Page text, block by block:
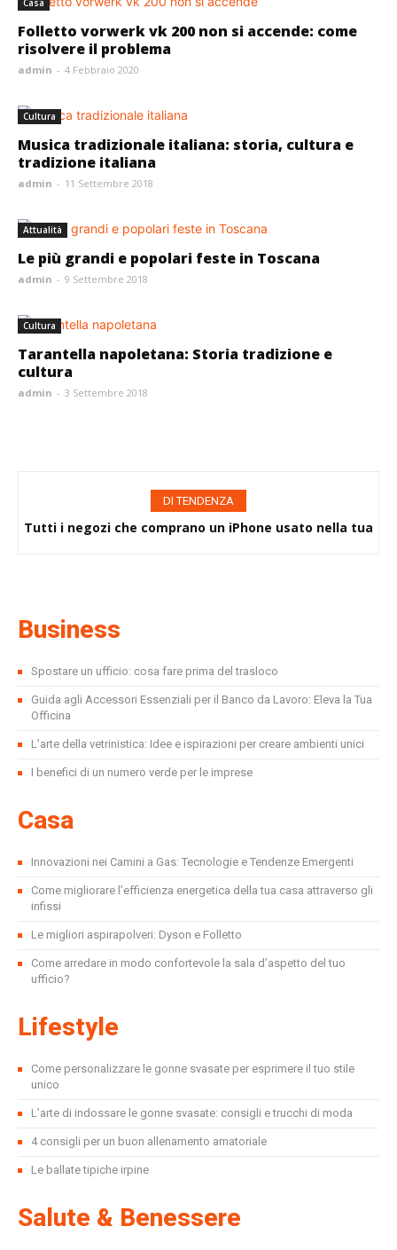
Casa
Folletto vorwerk vk 200 non si accende: come
risolvere il problema
admin - 4 Febbraio 2020
Cultura
Musica tradizionale italiana: storia, cultura e
tradizione italiana
admin - 11 Settembre 2018
Attualità
Le più grandi e popolari feste in Toscana
admin - 9 Settembre 2018
Cultura
Tarantella napoletana: Storia tradizione e
cultura
admin - 3 Settembre 2018
DI TENDENZA
Tutti i negozi che comprano un iPhone usato nella tua
Business
Spostare un ufficio: cosa fare prima del trasloco
Guida agli Accessori Essenziali per il Banco da Lavoro: Eleva la Tua
Officina
L’arte della vetrinistica: Idee e ispirazioni per creare ambienti unici
I benefici di un numero verde per le imprese
Casa
Innovazioni nei Camini a Gas: Tecnologie e Tendenze Emergenti
Come migliorare l’efficienza energetica della tua casa attraverso gli
infissi
Le migliori aspirapolveri: Dyson e Folletto
Come arredare in modo confortevole la sala d’aspetto del tuo
ufficio?
Lifestyle
Come personalizzare le gonne svasate per esprimere il tuo stile
unico
L’arte di indossare le gonne svasate: consigli e trucchi di moda
4 consigli per un buon allenamento amatoriale
Le ballate tipiche irpine
Salute & Benessere